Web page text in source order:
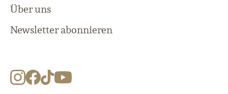
Über uns
Newsletter abonnieren